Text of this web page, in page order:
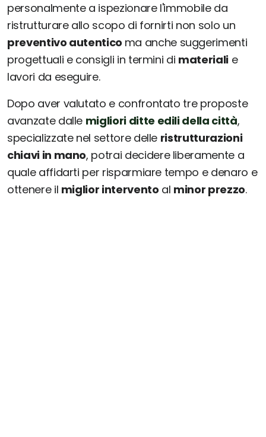
personalmente a ispezionare l'immobile da
ristrutturare allo scopo di fornirti non solo un
preventivo autentico ma anche suggerimenti
progettuali e consigli in termini di materialie
lavori da eseguire.
Dopo aver valutato e confrontato tre proposte
avanzate dalle migliori ditte edili della città,
specializzate nel settore delle ristrutturazioni
chiavi in mano, potrai decidere liberamente a
quale affidarti per risparmiare tempo e denaro e
ottenere il miglior intervento al minor prezzo.